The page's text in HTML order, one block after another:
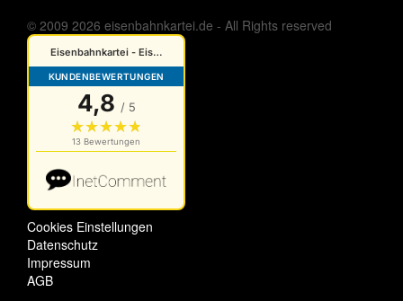
© 2009 2026 eisenbahnkartei.de - All Rights reserved
Cookies Einstellungen
Datenschutz
Impressum
AGB